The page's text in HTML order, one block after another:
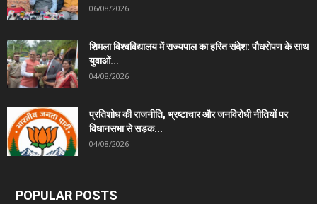
06/08/2026
शिमला विश्वविद्यालय में राज्यपाल का हरित संदेश: पौधरोपण के साथ
युवाओं...
04/08/2026
प्रतिशोध की राजनीति, भ्रष्टाचार और जनविरोधी नीतियों पर
विधानसभा से सड़क...
04/08/2026
POPULAR POSTS